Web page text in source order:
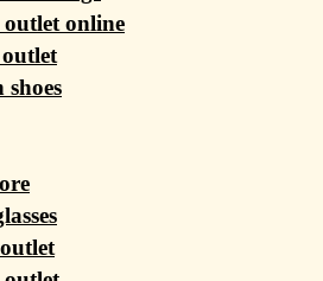
online